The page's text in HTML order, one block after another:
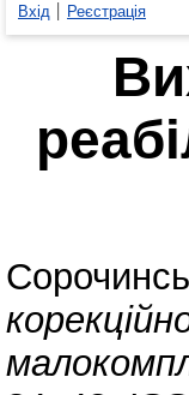
Вхід Реєстрація